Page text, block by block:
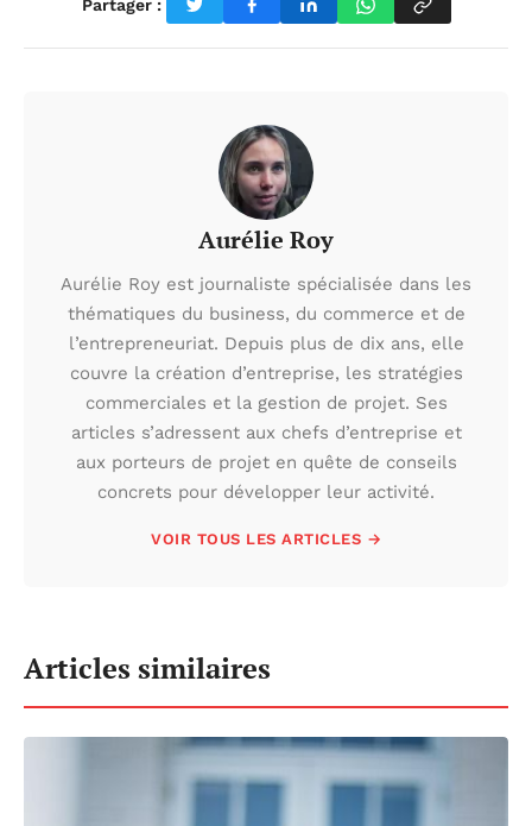
Partager :
Aurélie Roy
Aurélie Roy est journaliste spécialisée dans les
thématiques du business, du commerce et de
l’entrepreneuriat. Depuis plus de dix ans, elle
couvre la création d’entreprise, les stratégies
commerciales et la gestion de projet. Ses
articles s’adressent aux chefs d’entreprise et
aux porteurs de projet en quête de conseils
concrets pour développer leur activité.
VOIR TOUS LES ARTICLES →
Articles similaires